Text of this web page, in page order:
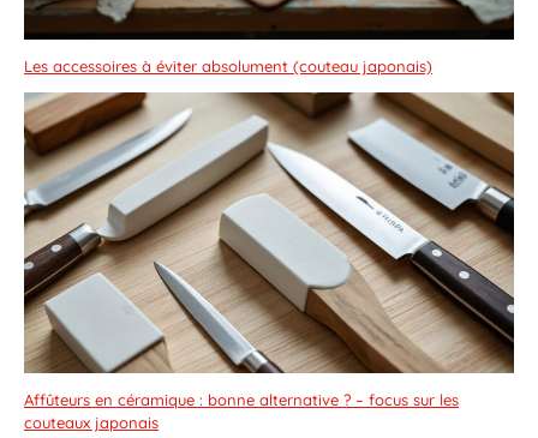
Les accessoires à éviter absolument (couteau japonais)
Affûteurs en céramique : bonne alternative ? – focus sur les
couteaux japonais